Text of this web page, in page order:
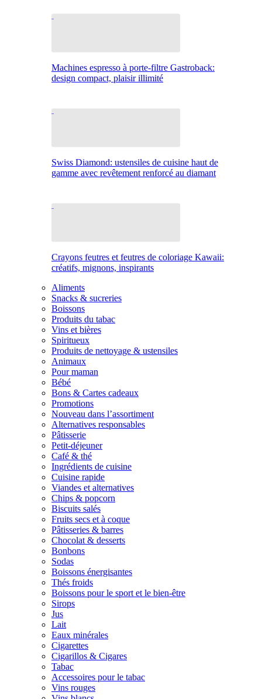
Machines espresso à porte-filtre Gastroback:
design compact, plaisir illimité
Swiss Diamond: ustensiles de cuisine haut de
gamme avec revêtement renforcé au diamant
Crayons feutres et feutres de coloriage Kawaii:
créatifs, mignons, inspirants
Aliments
Snacks & sucreries
Boissons
Produits du tabac
Vins et bières
Spiritueux
Produits de nettoyage & ustensiles
Animaux
Pour maman
Bébé
Bons & Cartes cadeaux
Promotions
Nouveau dans l’assortiment
Alternatives responsables
Pâtisserie
Petit-déjeuner
Café & thé
Ingrédients de cuisine
Cuisine rapide
Viandes et alternatives
Chips & popcorn
Biscuits salés
Fruits secs et à coque
Pâtisseries & barres
Chocolat & desserts
Bonbons
Sodas
Boissons énergisantes
Thés froids
Boissons pour le sport et le bien-être
Sirops
Jus
Lait
Eaux minérales
Cigarettes
Cigarillos & Cigares
Tabac
Accessoires pour le tabac
Vins rouges